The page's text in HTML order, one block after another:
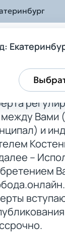
оферта
оферта
Вами
и
–